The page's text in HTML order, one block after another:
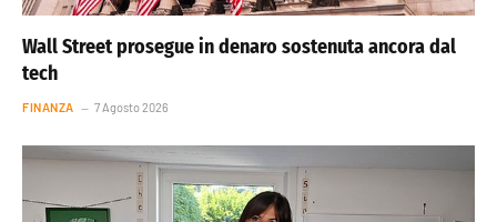
Wall Street prosegue in denaro sostenuta ancora dal
tech
FINANZA 7 Agosto 2026